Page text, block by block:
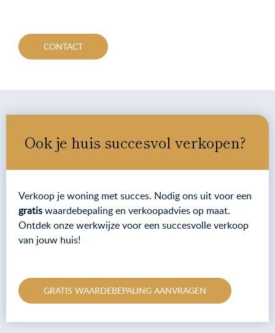
CONTACT
Ook je huis succesvol verkopen?
Verkoop je woning met succes. Nodig ons uit voor een
gratiswaardebepaling en verkoopadvies op maat.
Ontdek onze werkwijze voor een succesvolle verkoop
van jouw huis!
GRATIS WAARDEBEPALING AANVRAGEN